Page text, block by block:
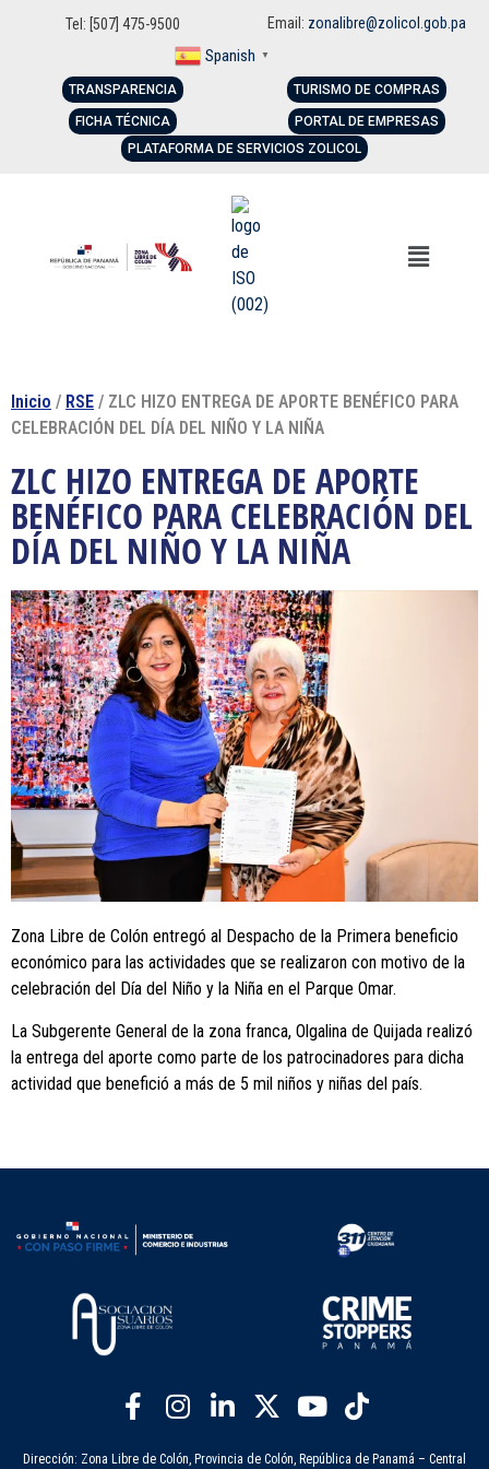
Tel: [507] 475-9500 Email: zonalibre@zolicol.gob.pa
Spanish ▼
TRANSPARENCIA
FICHA TÉCNICA
TURISMO DE COMPRAS
PORTAL DE EMPRESAS
PLATAFORMA DE SERVICIOS ZOLICOL
Inicio / RSE / ZLC HIZO ENTREGA DE APORTE BENÉFICO PARA
CELEBRACIÓN DEL DÍA DEL NIÑO Y LA NIÑA
ZLC HIZO ENTREGA DE APORTE
BENÉFICO PARA CELEBRACIÓN DEL
DÍA DEL NIÑO Y LA NIÑA
Zona Libre de Colón entregó al Despacho de la Primera beneficio
económico para las actividades que se realizaron con motivo de la
celebración del Día del Niño y la Niña en el Parque Omar.
La Subgerente General de la zona franca, Olgalina de Quijada realizó
la entrega del aporte como parte de los patrocinadores para dicha
actividad que benefició a más de 5 mil niños y niñas del país.
Dirección: Zona Libre de Colón, Provincia de Colón, República de Panamá – Central